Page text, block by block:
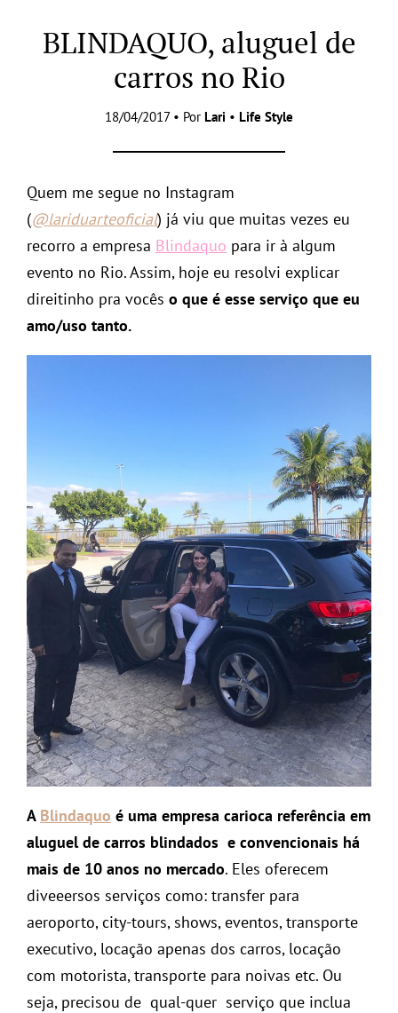
BLINDAQUO, aluguel de
carros no Rio
18/04/2017 • Por Lari • Life Style
Quem me segue no Instagram
(@lariduarteoficial) já viu que muitas vezes eu
recorro a empresa Blindaquo para ir à algum
evento no Rio. Assim, hoje eu resolvi explicar
direitinho pra vocês o que é esse serviço que eu
amo/uso tanto.
A Blindaquo é uma empresa carioca referência em
aluguel de carros blindados e convencionais há
mais de 10 anos no mercado. Eles oferecem
diveeersos serviços como: transfer para
aeroporto, city-tours, shows, eventos, transporte
executivo, locação apenas dos carros, locação
com motorista, transporte para noivas etc. Ou
seja, precisou de qual-quer serviço que inclua